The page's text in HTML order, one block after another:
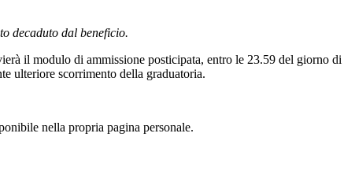
decaduto dal beneficio.
il modulo di ammissione posticipata, entro le 23.59 del giorno di
ulteriore scorrimento della graduatoria.
nella propria pagina personale.